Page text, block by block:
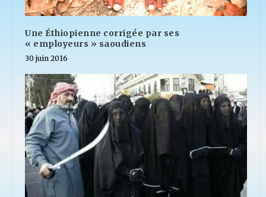
Une Éthiopienne corrigée par ses
« employeurs » saoudiens
30 juin 2016